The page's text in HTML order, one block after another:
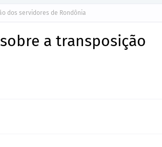
dos servidores de Rondônia
a transposição